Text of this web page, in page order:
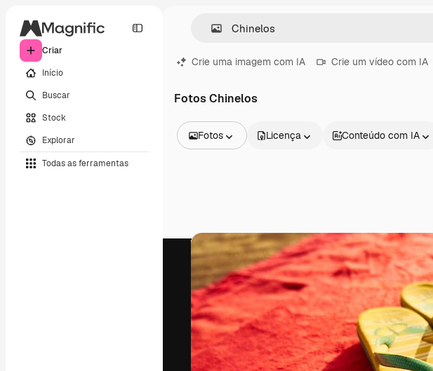
Criar
Início
Buscar
Stock
Explorar
Todas as ferramentas
Crie uma imagem com IA Crie um vídeo com IA
Fotos Chinelos
Fotos
Vídeos
Clipes de vídeo
Animações
Modelos de vídeos
Ícones
Modelos 3D
Fontes
Licença Conteúdo com IA
A plataforma criativa para você direcionar
seu melhor trabalho. Mais de 1 milhão de
assinantes entre criativos, empresas,